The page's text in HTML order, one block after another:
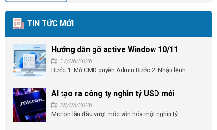
TIN TỨC MỚI
Hướng dẫn gỡ active Window 10/11
17/06/2026
Bước 1: Mở CMD quyền Admin Bước 2: Nhập lệnh...
AI tạo ra công ty nghìn tỷ USD mới
28/05/2026
Micron lần đầu vượt mốc vốn hóa một nghìn tỷ...